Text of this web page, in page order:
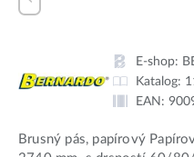
E-shop:
Katalog:
EAN:
Brusný pás, papírový